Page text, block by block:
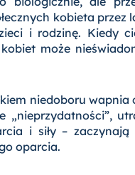
kobieta przez
i rodzinę. Kiedy
może
niedoboru wapnia
„nieprzydatności”,
i siły – zaczynają
oparcia.